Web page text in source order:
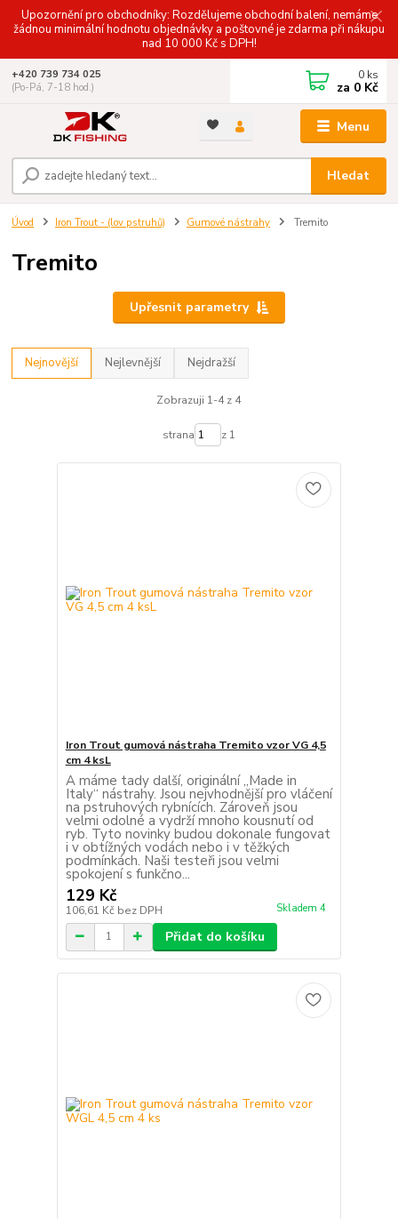
Upozornění pro obchodníky: Rozdělujeme obchodní balení, nemáme
žádnou minimální hodnotu objednávky a poštovné je zdarma při nákupu
nad 10 000 Kč s DPH!
Menu
Hledat
+420 739 734 025
(Po-Pá, 7-18 hod.)
0 ks
za 0 Kč
Úvod Iron Trout - (lov pstruhů) Gumové nástrahy Tremito
Tremito
Upřesnit parametry
Nejnovější Nejlevnější Nejdražší
Zobrazuji 1-4 z 4
strana z 1
Iron Trout gumová nástraha Tremito vzor VG 4,5
cm 4 ksL
A máme tady další, originální „Made in
Italy“ nástrahy. Jsou nejvhodnější pro vláčení
na pstruhových rybnících. Zároveň jsou
velmi odolné a vydrží mnoho kousnutí od
ryb. Tyto novinky budou dokonale fungovat
i v obtížných vodách nebo i v těžkých
podmínkách. Naši testeři jsou velmi
spokojení s funkčno...
129 Kč
106,61 Kč bez DPH Skladem 4
Přidat do košíku